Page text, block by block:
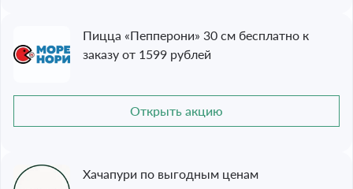
Пицца «Пепперони» 30 см бесплатно к
заказу от 1599 рублей
Открыть акцию
Хачапури по выгодным ценам